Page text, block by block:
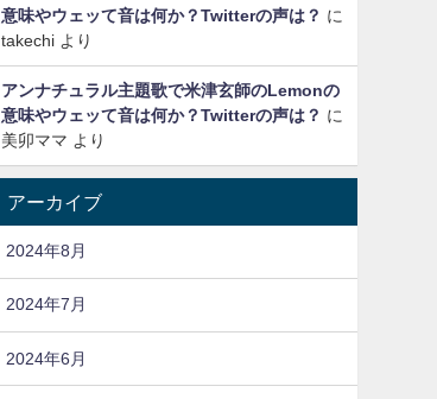
意味やウェッて音は何か？Twitterの声は？ に
takechiより
アンナチュラル主題歌で米津玄師のLemonの
意味やウェッて音は何か？Twitterの声は？ に
美卯ママ より
アーカイブ
2024年8月
2024年7月
2024年6月